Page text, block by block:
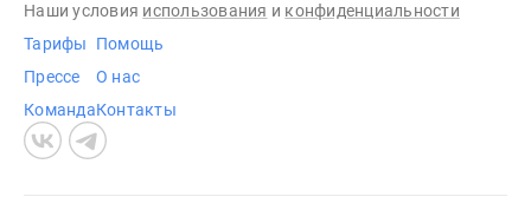
Наши условия использования и конфиденциальности
Тарифы
Прессе
Команда
Помощь
О нас
Контакты